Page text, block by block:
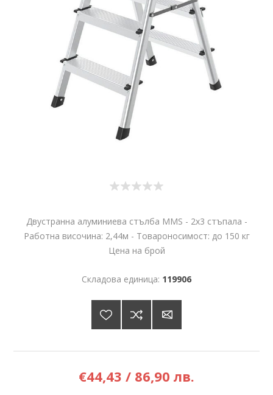
Двустранна алуминиева стълба MMS - 2x3 стъпала -
Работна височина: 2,44м - Товароносимост: до 150 кг
Цена на брой
Складова единица: 119906
€44,43 / 86,90 лв.